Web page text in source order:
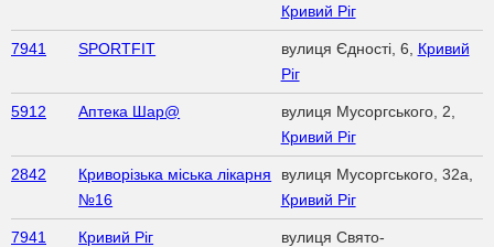
Кривий Ріг
7941 SPORTFIT вулиця Єдності, 6, Кривий
Ріг
5912 Аптека Шар@
вулиця Мусоргського, 2,
Кривий Ріг
2842
Криворізька міська лікарня
№16
вулиця Мусоргського, 32а,
Кривий Ріг
7941 Кривий Ріг
вулиця Свято-